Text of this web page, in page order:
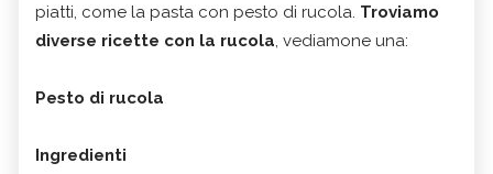
piatti, come la pasta con pesto di rucola. Troviamo
diverse ricette con la rucola, vediamone una:
Pesto di rucola
Ingredienti